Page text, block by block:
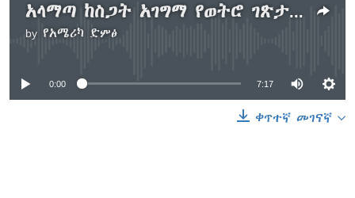
አላማጣ ከስጋት አገግማ የወትሮ ገጽታዋን እየያየዘች ነው
by የአሜሪካ ድምፅ
No media source currently available
0:00 7:17
ቀጥተኛ መገናኛ